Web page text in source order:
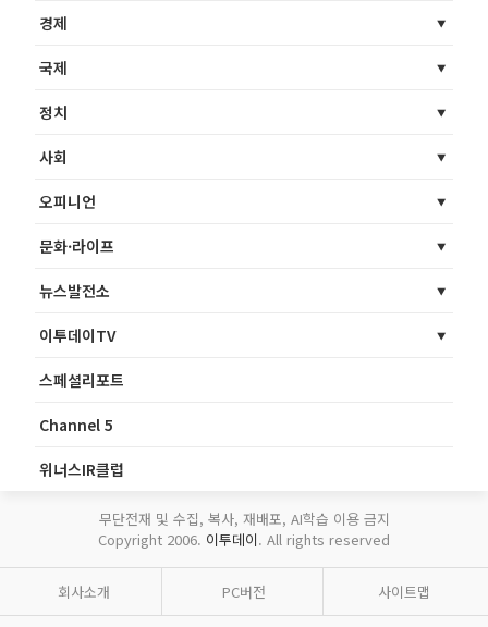
경제
국제
정치
사회
오피니언
문화·라이프
뉴스발전소
이투데이TV
스페셜리포트
Channel 5
위너스IR클럽
무단전재 및 수집, 복사, 재배포, AI학습 이용 금지
Copyright 2006. 이투데이. All rights reserved
회사소개 PC버전 사이트맵